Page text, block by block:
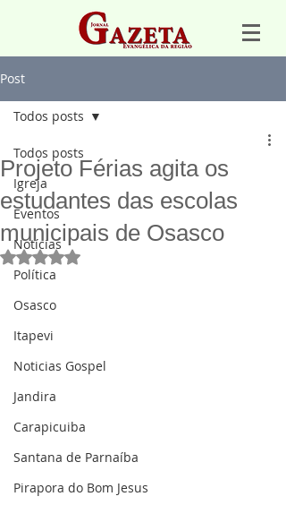
Post
Todos posts
Igreja
Eventos
Notícias
Política
Osasco
Itapevi
Noticias Gospel
Jandira
Carapicuiba
Santana de Parnaíba
Pirapora do Bom Jesus
Todos posts
Projeto Férias agita os
estudantes das escolas
municipais de Osasco
Avaliado com NaN de 5 estrelas.